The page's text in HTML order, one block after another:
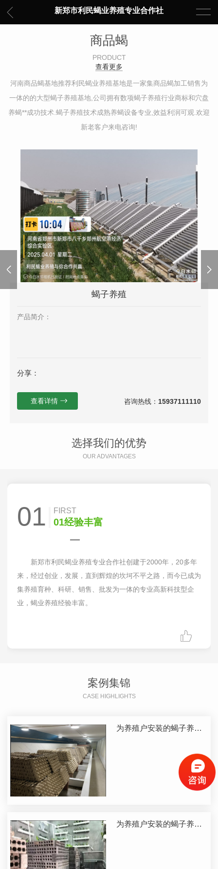
新郑市利民蝎业养殖专业合作社
商品蝎
PRODUCT
查看更多
河南商品蝎基地推荐利民蝎业养殖基地是一家集商品蝎加工销售为
一体的的大型蝎子养殖基地,公司拥有数项蝎子养殖行业商标和穴盘
养蝎**成功技术.蝎子养殖技术成熟养蝎设备专业,效益利润可观.欢迎
新老客户来电咨询!
蝎子养殖
产品简介：
分享：
查看详情 咨询热线： 15937111110
选择我们的优势
OUR ADVANTAGES
01 FIRST
01经验丰富
新郑市利民蝎业养殖专业合作社创建于2000年，20多年
来，经过创业，发展，直到辉煌的坎坷不平之路，而今已成为
集养殖育种、科研、销售、批发为一体的专业高新科技型企
业，蝎业养殖经验丰富。
案例集锦
CASE HIGHLIGHTS
为养殖户安装的蝎子养殖
为养殖户安装的蝎子养殖